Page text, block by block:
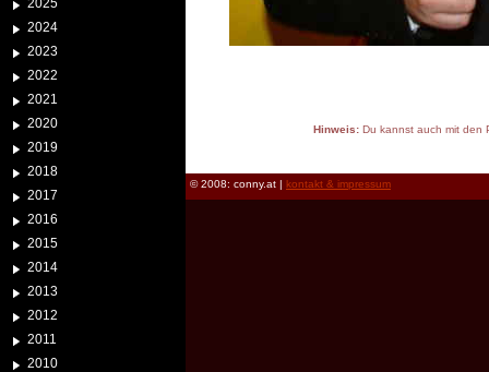
2025
2024
2023
2022
2021
2020
2019
2018
2017
2016
2015
2014
2013
2012
2011
2010
Hinweis:Du kannst auch mit den
© 2008: conny.at | kontakt & impressum